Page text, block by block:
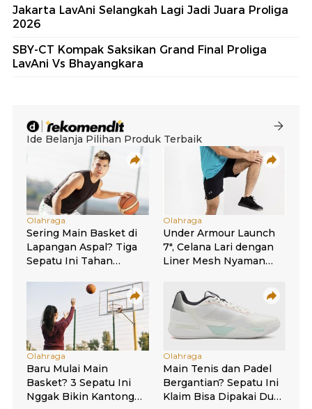
Jakarta LavAni Selangkah Lagi Jadi Juara Proliga
2026
SBY-CT Kompak Saksikan Grand Final Proliga
LavAni Vs Bhayangkara